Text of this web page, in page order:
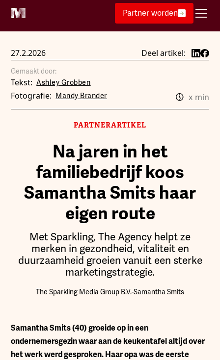
Partner worden
27.2.2026 Deel artikel:
Gemaakt door:
Tekst: Ashley Grobben
Fotografie: Mandy Brander x min
PARTNERARTIKEL
Na jaren in het
familiebedrijf koos
Samantha Smits haar
eigen route
Met Sparkling, The Agency helpt ze
merken in gezondheid, vitaliteit en
duurzaamheid groeien vanuit een sterke
marketingstrategie.
The Sparkling Media Group B.V.-Samantha Smits
Samantha Smits (40) groeide op in een
ondernemersgezin waar aan de keukentafel altijd over
het werk werd gesproken. Haar opa was de eerste